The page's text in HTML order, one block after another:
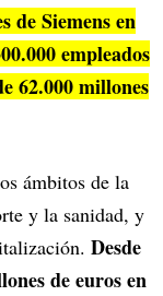
de Siemens en
empleados
62.000 millones
ámbitos de la
y la sanidad, y
Desde
de euros en